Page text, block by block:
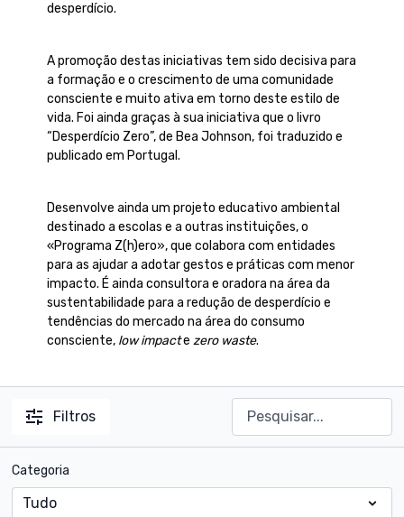
desperdício.
A promoção destas iniciativas tem sido decisiva para
a formação e o crescimento de uma comunidade
consciente e muito ativa em torno deste estilo de
vida. Foi ainda graças à sua iniciativa que o livro
“Desperdício Zero”, de Bea Johnson, foi traduzido e
publicado em Portugal.
Desenvolve ainda um projeto educativo ambiental
destinado a escolas e a outras instituições, o
«Programa Z(h)ero», que colabora com entidades
para as ajudar a adotar gestos e práticas com menor
impacto. É ainda consultora e oradora na área da
sustentabilidade para a redução de desperdício e
tendências do mercado na área do consumo
consciente, low impacte zero waste.
Filtros
Categoria